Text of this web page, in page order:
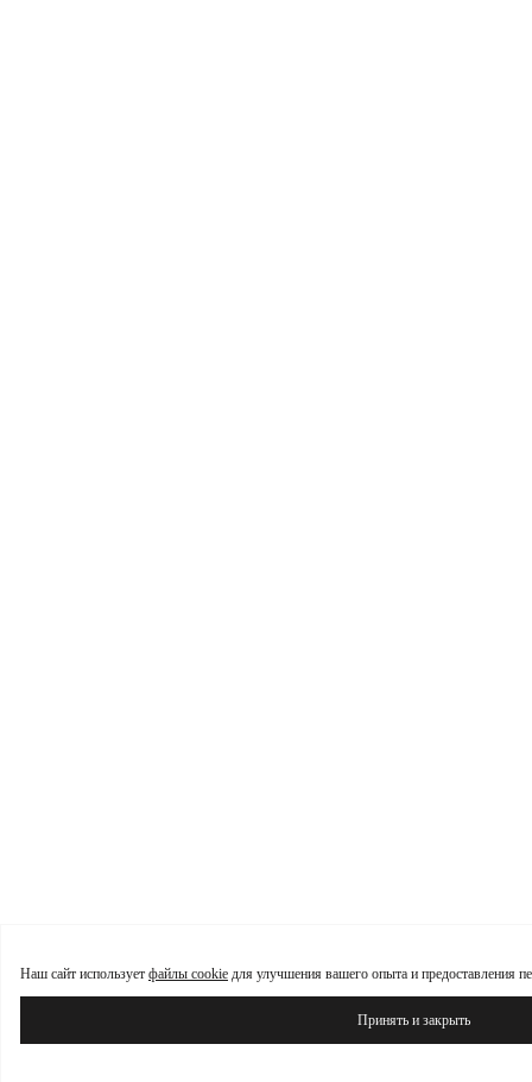
Наш сайт использует файлы cookie для улучшения вашего опыта и предоставления
Принять и закрыть